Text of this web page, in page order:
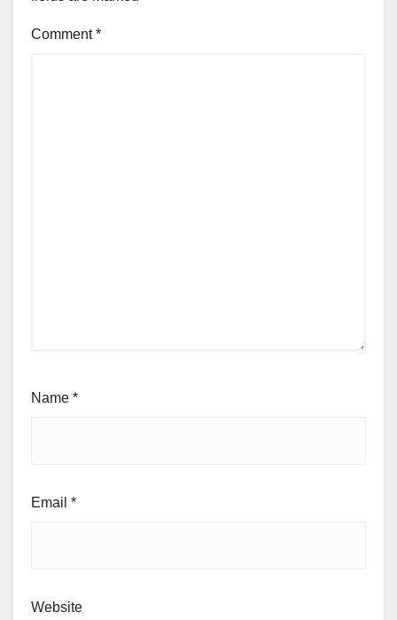
Comment*
Name *
Email *
Website